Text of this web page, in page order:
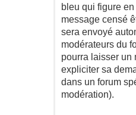
bleu qui figure
message censé
sera envoyé
modérateurs du
pourra laisser un
expliciter sa
dans un forum
modération).